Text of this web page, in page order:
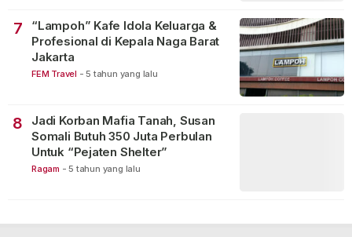
7
“Lampoh” Kafe Idola Keluarga &
Profesional di Kepala Naga Barat
Jakarta
FEM Travel - 5 tahun yang lalu
8
Jadi Korban Mafia Tanah, Susan
Somali Butuh 350 Juta Perbulan
Untuk “Pejaten Shelter”
Ragam - 5 tahun yang lalu